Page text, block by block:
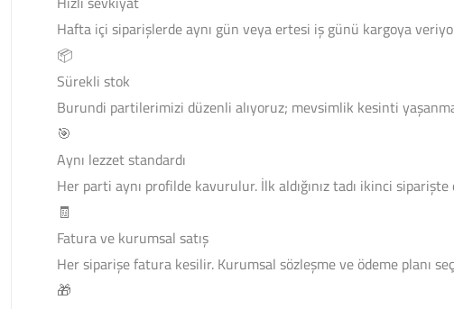
Hafta içi siparişlerde aynı gün veya ertesi iş günü kargoya
📦
Sürekli stok
Burundi partilerimizi düzenli alıyoruz; mevsimlik kesinti
🎯
Aynı lezzet standardı
Her parti aynı profilde kavurulur. İlk aldığınız tadı ikinci
🧾
Fatura ve kurumsal satış
Her siparişe fatura kesilir. Kurumsal sözleşme ve ödeme planı
🎁